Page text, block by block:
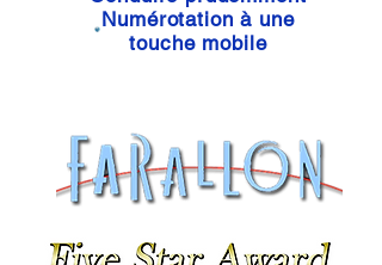
Numérotation à une
touche mobile